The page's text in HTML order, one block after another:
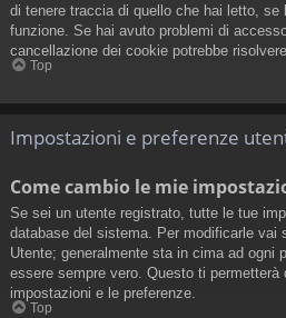
di tenere traccia di quello che hai letto, se
funzione. Se hai avuto problemi di
cancellazione dei cookie potrebbe
Top
Impostazioni e preferenze
Come cambio le mie
Se sei un utente registrato, tutte le tue
database del sistema. Per modificarle vai
Utente; generalmente sta in cima ad ogni
essere sempre vero. Questo ti
impostazioni e le preferenze.
Top